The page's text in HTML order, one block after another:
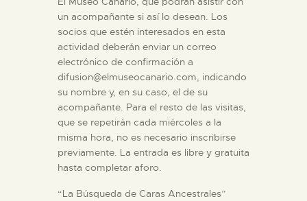
DIDÁCTICA
ESPAÑOL
un acompañante si así lo desean. Los
socios que estén interesados en esta
actividad deberán enviar un correo
electrónico de confirmación a
difusion@elmuseocanario.com, indicando
su nombre y, en su caso, el de su
acompañante. Para el resto de las visitas,
que se repetirán cada miércoles a la
misma hora, no es necesario inscribirse
previamente. La entrada es libre y gratuita
hasta completar aforo.
“La Búsqueda de Caras Ancestrales”